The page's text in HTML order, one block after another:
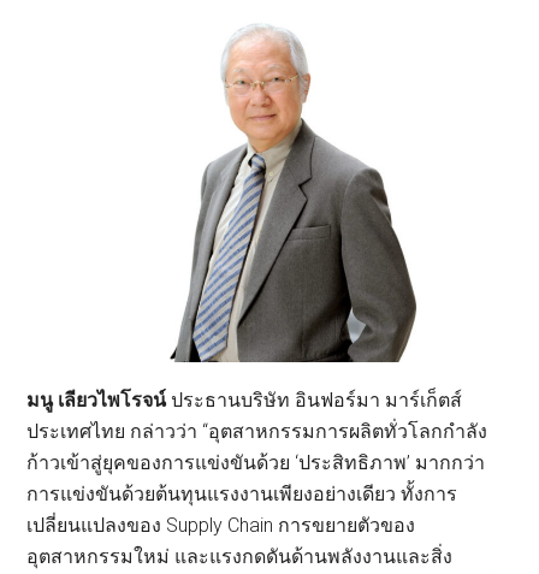
มนู เลียวไพโรจน์ประธานบริษัท อินฟอร์มา มาร์เก็ตส์
ประเทศไทย กล่าวว่า “อุตสาหกรรมการผลิตทั่วโลกกำลัง
ก้าวเข้าสู่ยุคของการแข่งขันด้วย ‘ประสิทธิภาพ’ มากกว่า
การแข่งขันด้วยต้นทุนแรงงานเพียงอย่างเดียว ทั้งการ
เปลี่ยนแปลงของ Supply Chain การขยายตัวของ
อุตสาหกรรมใหม่ และแรงกดดันด้านพลังงานและสิ่ง